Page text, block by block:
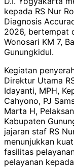
kepada RS Nur
Diagnosis
2026, bertempat
Wonosari KM 7,
Gunungkidul.
Kegiatan
Direktur Utama
Idayanti, MPH,
Cahyono, PJ
Marta H,
Kabupaten
jajaran staf RS
menunjukkan
fasilitas
pelayanan